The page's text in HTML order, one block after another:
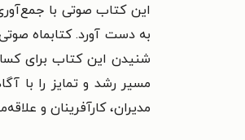
این کتاب صوتی با
به دست آورد. کتابماه
شنیدن این کتاب برای
مسیر رشد و تمایز را با
مدیران، کارآفرینان و